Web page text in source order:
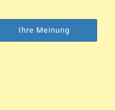
Ihre Meinung